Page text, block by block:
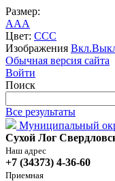
Размер:
AAA
Цвет: CCC
Изображения Вкл.
Обычная версия сайта
Войти
Поиск
Все результаты
Муниципальный
Сухой Лог
Наш адрес
+7 (34373) 4-36-60
Приемная